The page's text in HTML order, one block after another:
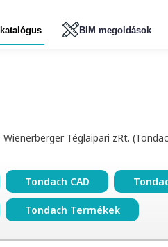
BIM megoldások
Wienerberger Téglaipari zRt.
Tondach CAD
Tondach Termékek